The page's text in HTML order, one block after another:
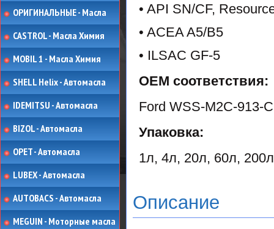
ОРИГИНАЛЬНЫЕ - Масла
CASTROL - Масла Химия
MOBIL 1 - Масла Химия
SHELL Helix - Автомасла
IDEMITSU - Автомасла
BIZOL - Автомасла
OPET - Автомасла
LUBEX - Автомасла
AUTOBACS - Автомасла
MEGUIN - Моторные масла
• API SN/CF,
• ACEA A5/B5
• ILSAC GF-5
ОЕМ соответствия:
Ford WSS-M2C-913-
Упаковка:
1л, 4л, 20л, 60л,
Описание